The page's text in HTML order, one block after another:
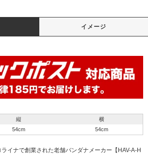
イメージ
縦
横
54cm 54cm
イナで創業された老舗バンダナメーカー【HAV-A-H